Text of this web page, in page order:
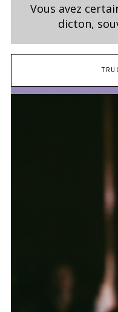
Vous avez
dicton,